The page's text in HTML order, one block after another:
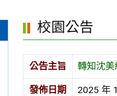
校園公告
公告主旨 轉知沈
發佈日期 2025 年